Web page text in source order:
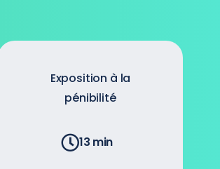
Exposition à la
pénibilité
13 min